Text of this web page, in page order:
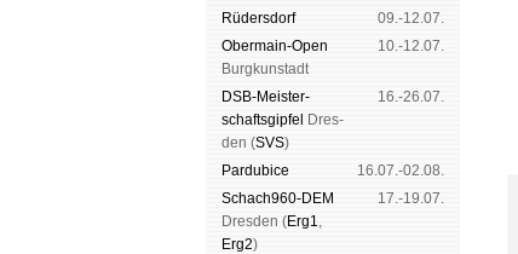
Rüders­dorf
09.-12.07.
Ober­main-Open
Burg­kun­stadt
10.-12.07.
DSB-Meister­
schafts­gipfel Dres­
den (SVS)
16.-26.07.
Pardu­bice
16.07.-02.08.
Schach960-DEM
Dres­den (Erg1,
Erg2)
17.-19.07.